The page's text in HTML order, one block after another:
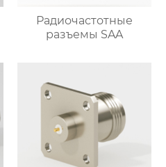
Радиочастотные
разъемы SAA